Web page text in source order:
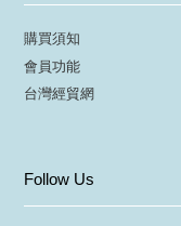
購買須知
會員功能
台灣經貿網
Follow Us